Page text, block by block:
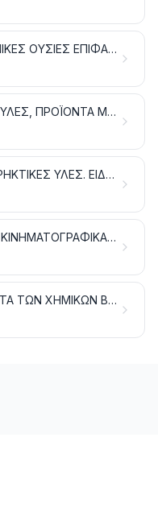
ΣΑΠΟΥΝΙΑ, ΟΡΓΑΝΙΚΕΣ ΟΥΣΙΕΣ ΕΠΙΦΑΝΕΙΑΚΗΣ ΔΡΑΣΗΣ, ΠΑΡΑΣΚΕΥΑΣΜΑΤΑ ΓΙΑ ΠΛΥΣΙΜΟ (ΑΛΙΣΙΒΕΣ), ΠΑΡΑΣΚΕΥΑΣΜΑΤΑ ΛΙΠΑΝΤΙΚΑ, ΚΕΡΙΑ ΤΕΧΝΗΤΑ, ΚΕΡΙΑ ΠΑΡΑΣΚΕΥΑΣΜΕΝΑ, ΠΡΟΪΟΝΤΑ ΣΥΝΤΗΡΗΣΗΣ, ΚΕΡΙΑ ΚΑΙ ΠΑΡΟΜΟΙΑ ΕΙΔΗ, ΠΑΣΤΕΣ ΓΙΑ ΠΡΟΠΛΑΣΜΑΤΑ, «ΚΕΡΙΑ ΓΙΑ ΤΗΝ ΟΔΟΝΤΟΤΕΧΝΙΚΗ» ΚΑΙ ΣΥΝΘΕΣΕΙΣ ΓΙΑ ΤΗΝ ΟΔΟΝΤΟΤΕΧΝΙΚΗ ΜΕ ΒΑΣΗ ΤΟΝ ΓΥΨΟ
ΛΕΥΚΩΜΑΤΩΔΕΙΣ ΥΛΕΣ, ΠΡΟΪΟΝΤΑ ΜΕ ΒΑΣΗ ΤΑ ΤΡΟΠΟΠΟΙΗΜΕΝΑ ΑΜΥΛΑ ΚΑΘΕ ΕΙΔΟΥΣ. ΚΟΛΛΕΣ. ΕΝΖΥΜΑ
ΠΥΡΙΤΙΔΕΣ ΚΑΙ ΕΚΡΗΚΤΙΚΕΣ ΥΛΕΣ. ΕΙΔΗ ΠΥΡΟΤΕΧΝΙΑΣ. ΣΠΙΡΤΑ. ΠΥΡΟΦΟΡΙΚΑ ΚΡΑΜΑΤΑ. ΕΥΦΛΕΚΤΕΣ ΥΛΕΣ
ΦΩΤΟΓΡΑΦΙΚΑ Ή ΚΙΝΗΜΑΤΟΓΡΑΦΙΚΑ ΠΡΟΪΟΝΤΑ
ΔΙΑΦΟΡΑ ΠΡΟΪΟΝΤΑ ΤΩΝ ΧΗΜΙΚΩΝ ΒΙΟΜΗΧΑΝΙΩΝ